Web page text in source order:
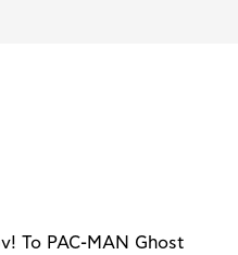
Το PAC-MAN Ghost